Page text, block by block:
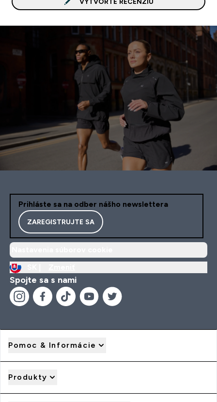
Prihláste sa na odber nášho newslettera
ZAREGISTRUJTE SA
Spojte sa s nami
Pomoc & Informácie
Produkty